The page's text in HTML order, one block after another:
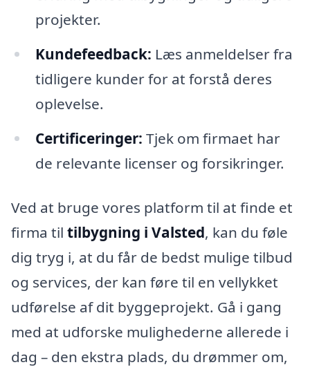
projekter.
Kundefeedback: Læs anmeldelser fra
tidligere kunder for at forstå deres
oplevelse.
Certificeringer: Tjek om firmaet har
de relevante licenser og forsikringer.
Ved at bruge vores platform til at finde et
firma til tilbygning i Valsted, kan du føle
dig tryg i, at du får de bedst mulige tilbud
og services, der kan føre til en vellykket
udførelse af dit byggeprojekt. Gå i gang
med at udforske mulighederne allerede i
dag – den ekstra plads, du drømmer om,